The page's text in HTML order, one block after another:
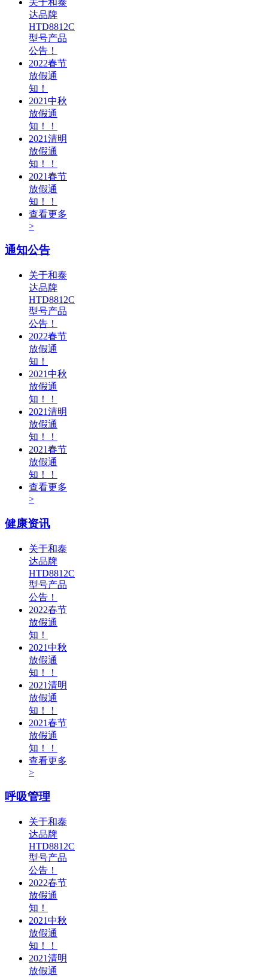
达品牌
HTD8812C
型号产品
公告！
2022春节
放假通
知！
2021中秋
放假通
知！！
2021清明
放假通
知！！
2021春节
放假通
知！！
查看更多
>
通知公告
关于和泰
达品牌
HTD8812C
型号产品
公告！
2022春节
放假通
知！
2021中秋
放假通
知！！
2021清明
放假通
知！！
2021春节
放假通
知！！
查看更多
>
健康资讯
关于和泰
达品牌
HTD8812C
型号产品
公告！
2022春节
放假通
知！
2021中秋
放假通
知！！
2021清明
放假通
知！！
2021春节
放假通
知！！
查看更多
>
呼吸管理
关于和泰
达品牌
HTD8812C
型号产品
公告！
2022春节
放假通
知！
2021中秋
放假通
知！！
2021清明
放假通